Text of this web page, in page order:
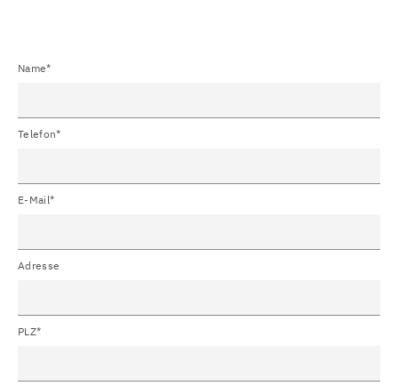
Name*
Telefon*
E-Mail*
Adresse
PLZ*